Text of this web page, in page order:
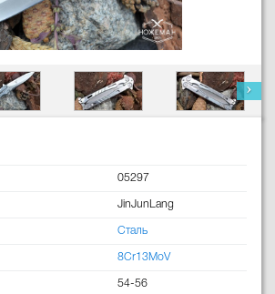
05297
JinJunLang
Сталь
8Cr13MoV
54-56